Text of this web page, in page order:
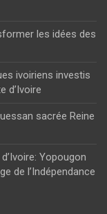
les idées des
ivoiriens investis
d’Ivoire
sacrée Reine
Yopougon
de l’Indépendance